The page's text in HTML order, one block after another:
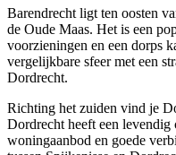
Barendrecht ligt ten oosten
de Oude Maas. Het is een
voorzieningen en een dorps
vergelijkbare sfeer met een
Dordrecht.
Richting het zuiden vind je
Dordrecht heeft een levendig
woningaanbod en goede